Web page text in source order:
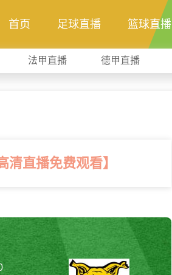
首页 足球直播 篮球直播
法甲直播 德甲直播
直播免费观看】